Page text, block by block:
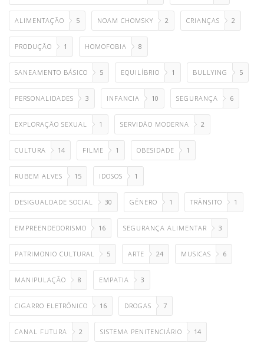
ALIMENTAÇÃO 5 NOAM CHOMSKY 2 CRIANÇAS 2
PRODUÇÃO 1 HOMOFOBIA 8
SANEAMENTO BÁSICO 5 EQUILÍBRIO 1 BULLYING 5
PERSONALIDADES 3 INFANCIA 10 SEGURANÇA 6
EXPLORAÇÃO SEXUAL 1 SERVIDÃO MODERNA 2
CULTURA 14 FILME 1 OBESIDADE 1
RUBEM ALVES 15 IDOSOS 1
DESIGUALDADE SOCIAL 30 GÊNERO 1 TRÂNSITO 1
EMPREENDEDORISMO 16 SEGURANÇA ALIMENTAR 3
PATRIMONIO CULTURAL 5 ARTE 24 MUSICAS 6
MANIPULAÇÃO 8 EMPATIA 3
CIGARRO ELETRÔNICO 16 DROGAS 7
CANAL FUTURA 2 SISTEMA PENITENCIÁRIO 14